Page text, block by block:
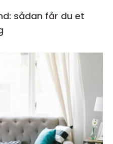
sådan får du et